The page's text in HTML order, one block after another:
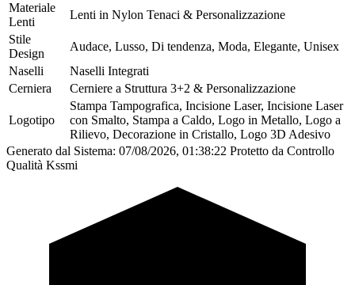
Materiale
Lenti
Lenti in Nylon Tenaci & Personalizzazione
Stile
Design
Audace, Lusso, Di tendenza, Moda, Elegante, Unisex
Naselli
Naselli Integrati
Cerniera
Cerniere a Struttura 3+2 & Personalizzazione
Logotipo
Stampa Tampografica, Incisione Laser, Incisione Laser
con Smalto, Stampa a Caldo, Logo in Metallo, Logo a
Rilievo, Decorazione in Cristallo, Logo 3D Adesivo
Generato dal Sistema: 07/08/2026, 01:38:22 Protetto da Controllo
Qualità Kssmi